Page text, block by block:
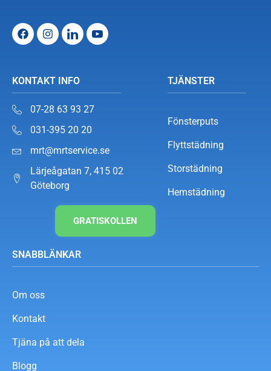
KONTAKT INFO
07-28 63 93 27
031-395 20 20
mrt@mrtservice.se
Lärjeågatan 7, 415 02
Göteborg
GRATISKOLLEN
TJÄNSTER
Fönsterputs
Flyttstädning
Storstädning
Hemstädning
SNABBLÄNKAR
Om oss
Kontakt
Tjäna på att dela
Blogg